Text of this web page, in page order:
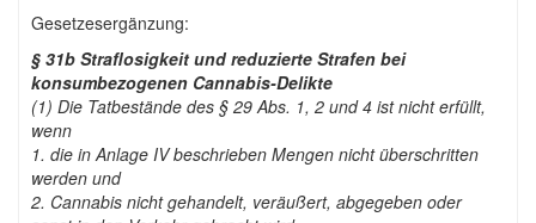
Gesetzesergänzung:
§ 31b Straflosigkeit und reduzierte Strafen bei
konsumbezogenen Cannabis-Delikte
(1) Die Tatbestände des § 29 Abs. 1, 2 und 4 ist nicht erfüllt,
wenn
1. die in Anlage IV beschrieben Mengen nicht überschritten
werden und
2. Cannabis nicht gehandelt, veräußert, abgegeben oder